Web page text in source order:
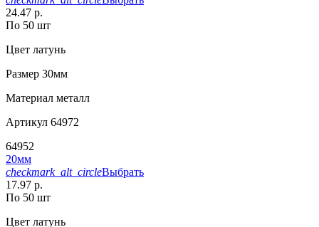
24.47 р.
По 50 шт
Цвет латунь
Размер 30мм
Материал металл
Артикул 64972
64952
20мм
checkmark_alt_circleВыбрать
17.97 р.
По 50 шт
Цвет латунь